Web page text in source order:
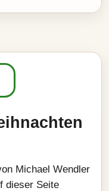
Michael Wendler
dieser Seite